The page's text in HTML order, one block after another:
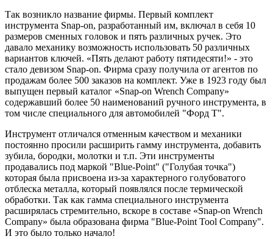
Так возникло название фирмы. Первый комплект
инструмента Snap-on, разработанный им, включал в себя 10
размеров сменных головок и пять различных ручек. Это
давало механику возможность использовать 50 различных
вариантов ключей. «Пять делают работу пятидесяти!» - это
стало девизом Snap-on. Фирма сразу получила от агентов по
продажам более 500 заказов на комплект. Уже в 1923 году был
выпущен первый каталог «Snap-on Wrench Company»
содержавший более 50 наименований ручного инструмента, в
том числе специального для автомобилей "Форд Т".
Инструмент отличался отменным качеством и механики
постоянно просили расширить гамму инструмента, добавить
зубила, бородки, молотки и т.п. Эти инструменты
продавались под маркой "Blue-Point" ("Голубая точка")
которая была присвоена из-за характерного голубоватого
отблеска металла, который появлялся после термической
обработки. Так как гамма специального инструмента
расширялась стремительно, вскоре в составе «Snap-on Wrench
Company» была образована фирма "Blue-Point Tool Company".
И это было только начало!